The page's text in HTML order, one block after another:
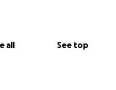
all See top